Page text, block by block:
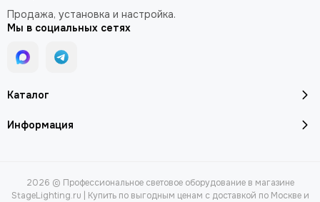
Каталог
Информация
Продажа, установка и настройка.
Мы в социальных сетях
2026 © Профессиональное световое оборудование в магазине
StageLighting.ru | Купить по выгодным ценам с доставкой по Москве и